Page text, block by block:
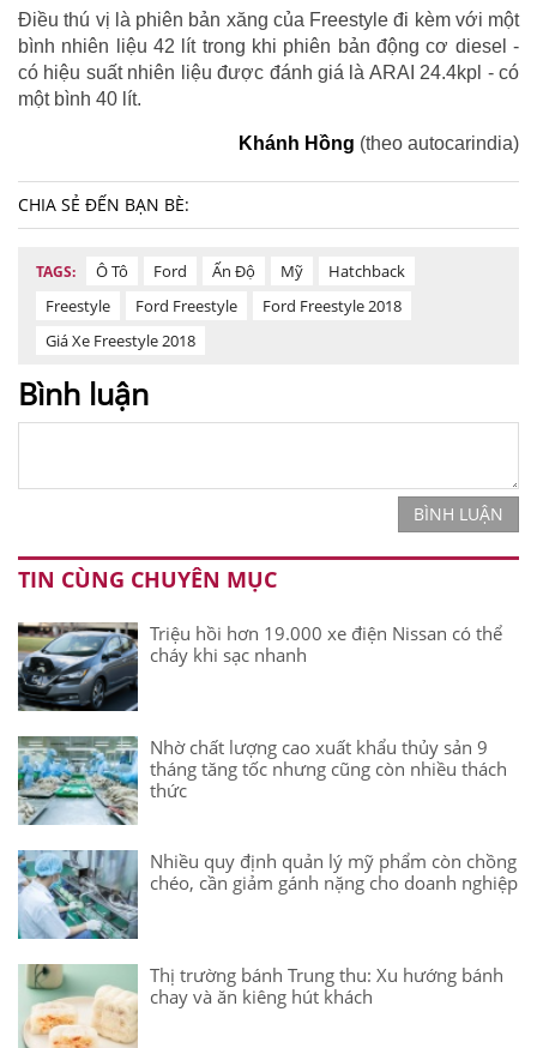
Điều thú vị là phiên bản xăng của Freestyle đi kèm với một
bình nhiên liệu 42 lít trong khi phiên bản động cơ diesel -
có hiệu suất nhiên liệu được đánh giá là ARAI 24.4kpl - có
một bình 40 lít.
Khánh Hồng (theo autocarindia)
CHIA SẺ ĐẾN BẠN BÈ:
TAGS: Ô Tô Ford Ấn Độ Mỹ
Hatchback
Freestyle
Ford Freestyle
Ford Freestyle 2018
Giá Xe Freestyle 2018
Bình luận
BÌNH LUẬN
TIN CÙNG CHUYÊN MỤC
Triệu hồi hơn 19.000 xe điện Nissan có thể
cháy khi sạc nhanh
Nhờ chất lượng cao xuất khẩu thủy sản 9
tháng tăng tốc nhưng cũng còn nhiều thách
thức
Nhiều quy định quản lý mỹ phẩm còn chồng
chéo, cần giảm gánh nặng cho doanh nghiệp
Thị trường bánh Trung thu: Xu hướng bánh
chay và ăn kiêng hút khách